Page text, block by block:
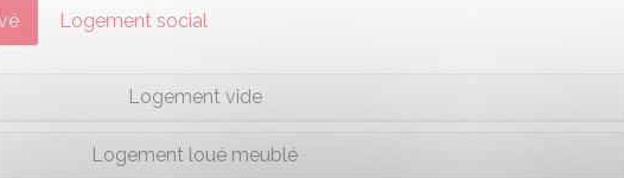
Logement social
Logement vide
Logement loué meublé